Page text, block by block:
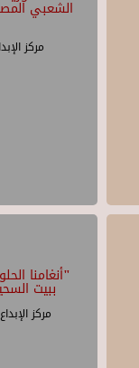
الشعبي
مركز
"أنغامنا
ببيت
مركز